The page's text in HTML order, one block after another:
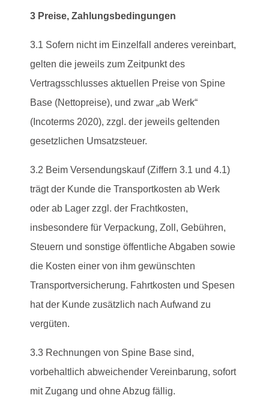
3 Preise, Zahlungsbedingungen
3.1 Sofern nicht im Einzelfall anderes vereinbart,
gelten die jeweils zum Zeitpunkt des
Vertragsschlusses aktuellen Preise von Spine
Base (Nettopreise), und zwar „ab Werk“
(Incoterms 2020), zzgl. der jeweils geltenden
gesetzlichen Umsatzsteuer.
3.2 Beim Versendungskauf (Ziffern 3.1 und 4.1)
trägt der Kunde die Transportkosten ab Werk
oder ab Lager zzgl. der Frachtkosten,
insbesondere für Verpackung, Zoll, Gebühren,
Steuern und sonstige öffentliche Abgaben sowie
die Kosten einer von ihm gewünschten
Transportversicherung. Fahrtkosten und Spesen
hat der Kunde zusätzlich nach Aufwand zu
vergüten.
3.3 Rechnungen von Spine Base sind,
vorbehaltlich abweichender Vereinbarung, sofort
mit Zugang und ohne Abzug fällig.